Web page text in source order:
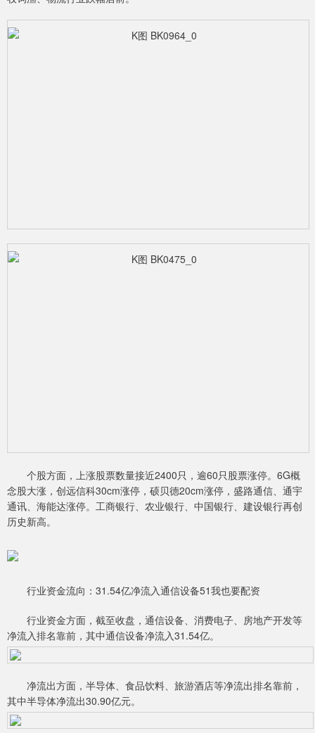
个股方面，上涨股票数量接近2400只，逾60只股票涨停。6G概
念股大涨，创远信科30cm涨停，硕贝德20cm涨停，盛路通信、通宇
通讯、海能达涨停。工商银行、农业银行、中国银行、建设银行再创
历史新高。
行业资金流向：31.54亿净流入通信设备51我也要配资
行业资金方面，截至收盘，通信设备、消费电子、房地产开发等
净流入排名靠前，其中通信设备净流入31.54亿。
净流出方面，半导体、食品饮料、旅游酒店等净流出排名靠前，
其中半导体净流出30.90亿元。